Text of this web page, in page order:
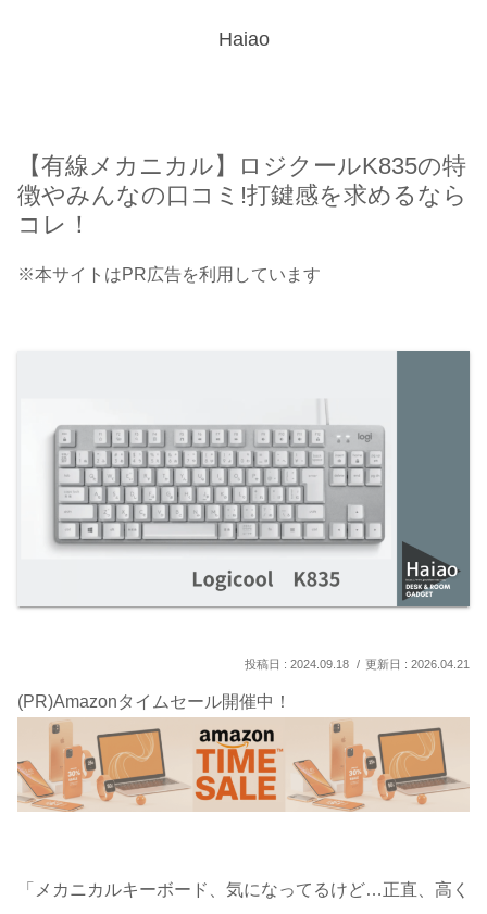
Haiao
【有線メカニカル】ロジクールK835の特
徴やみんなの口コミ!打鍵感を求めるなら
コレ！
※本サイトはPR広告を利用しています
2024.09.18 2026.04.21
(PR)Amazonタイムセール開催中！
「メカニカルキーボード、気になってるけど…正直、高く